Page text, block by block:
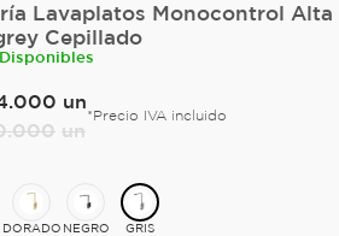
Lavaplatos Monocontrol Alta
Cepillado
.000 un
.000 un
*Precio IVA incluido
DORADO NEGRO GRIS